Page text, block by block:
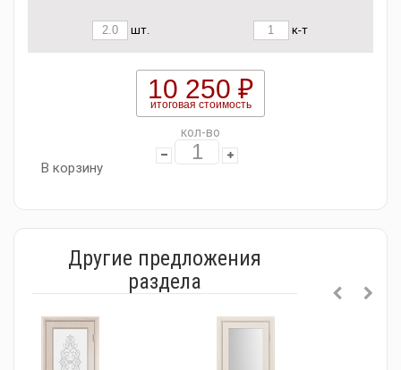
шт. к-т
10 250 ₽
итоговая стоимость
кол-во
В корзину
Другие предложения
раздела